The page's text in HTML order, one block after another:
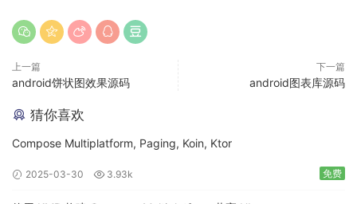
上一篇
android饼状图效果源码
下一篇
android图表库源码
猜你喜欢
Compose Multiplatform, Paging, Koin, Ktor
2025-03-30 3.93k 免费